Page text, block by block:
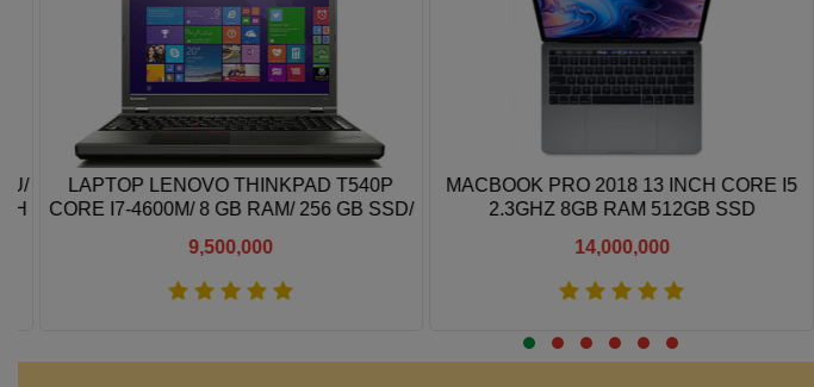
LAPTOP LENOVO THINKPAD T540P
CORE I7-4600M/ 8 GB RAM/ 256 GB SSD/
9,500,000
MACBOOK PRO 2018 13 INCH CORE I5
2.3GHZ 8GB RAM 512GB SSD
14,000,000
Xem thêm